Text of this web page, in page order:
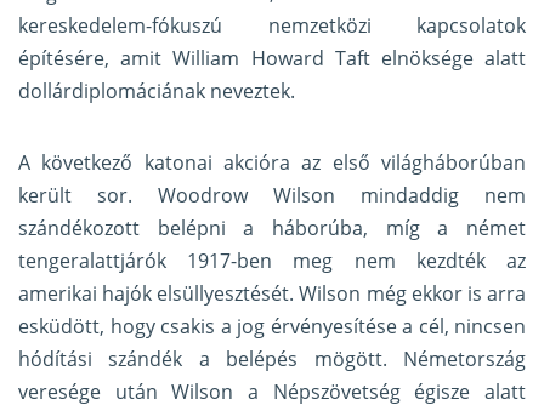
kereskedelem-fókuszú nemzetközi kapcsolatok
építésére, amit William Howard Taft elnöksége alatt
dollárdiplomáciának neveztek.
A következő katonai akcióra az első világháborúban
került sor. Woodrow Wilson mindaddig nem
szándékozott belépni a háborúba, míg a német
tengeralattjárók 1917-ben meg nem kezdték az
amerikai hajók elsüllyesztését. Wilson még ekkor is arra
esküdött, hogy csakis a jog érvényesítése a cél, nincsen
hódítási szándék a belépés mögött. Németország
veresége után Wilson a Népszövetség égisze alatt